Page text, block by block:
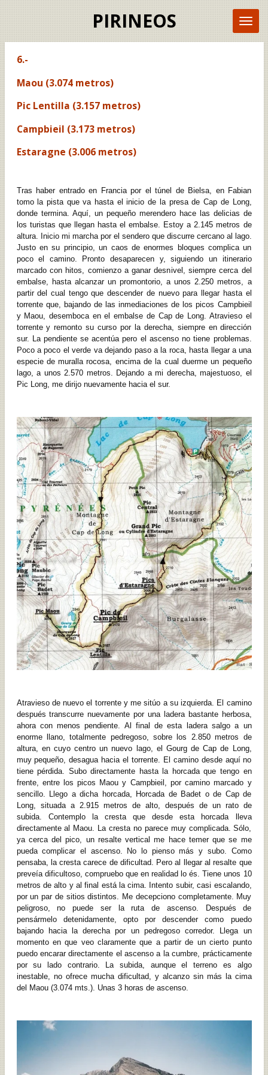
PIRINEOS
6.-
Maou (3.074 metros)
Pic Lentilla (3.157 metros)
Campbieil (3.173 metros)
Estaragne (3.006 metros)
Tras haber entrado en Francia por el túnel de Bielsa, en Fabian
tomo la pista que va hasta el inicio de la presa de Cap de Long,
donde termina. Aquí, un pequeño merendero hace las delicias de
los turistas que llegan hasta el embalse. Estoy a 2.145 metros de
altura. Inicio mi marcha por el sendero que discurre cercano al lago.
Justo en su principio, un caos de enormes bloques complica un
poco el camino. Pronto desaparecen y, siguiendo un itinerario
marcado con hitos, comienzo a ganar desnivel, siempre cerca del
embalse, hasta alcanzar un promontorio, a unos 2.250 metros, a
partir del cual tengo que descender de nuevo para llegar hasta el
torrente que, bajando de las inmediaciones de los picos Campbieil
y Maou, desemboca en el embalse de Cap de Long. Atravieso el
torrente y remonto su curso por la derecha, siempre en dirección
sur. La pendiente se acentúa pero el ascenso no tiene problemas.
Poco a poco el verde va dejando paso a la roca, hasta llegar a una
especie de muralla rocosa, encima de la cual duerme un pequeño
lago, a unos 2.570 metros. Dejando a mi derecha, majestuoso, el
Pic Long, me dirijo nuevamente hacia el sur.
Atravieso de nuevo el torrente y me sitúo a su izquierda. El camino
después transcurre nuevamente por una ladera bastante herbosa,
ahora con menos pendiente. Al final de esta ladera salgo a un
enorme llano, totalmente pedregoso, sobre los 2.850 metros de
altura, en cuyo centro un nuevo lago, el Gourg de Cap de Long,
muy pequeño, desagua hacia el torrente. El camino desde aquí no
tiene pérdida. Subo directamente hasta la horcada que tengo en
frente, entre los picos Maou y Campbieil, por camino marcado y
sencillo. Llego a dicha horcada, Horcada de Badet o de Cap de
Long, situada a 2.915 metros de alto, después de un rato de
subida. Contemplo la cresta que desde esta horcada lleva
directamente al Maou. La cresta no parece muy complicada. Sólo,
ya cerca del pico, un resalte vertical me hace temer que se me
pueda complicar el ascenso. No lo pienso más y subo. Como
pensaba, la cresta carece de dificultad. Pero al llegar al resalte que
preveía dificultoso, compruebo que en realidad lo és. Tiene unos 10
metros de alto y al final está la cima. Intento subir, casi escalando,
por un par de sitios distintos. Me decepciono completamente. Muy
peligroso, no puede ser la ruta de ascenso. Después de
pensármelo detenidamente, opto por descender como puedo
bajando hacia la derecha por un pedregoso corredor. Llega un
momento en que veo claramente que a partir de un cierto punto
puedo encarar directamente el ascenso a la cumbre, prácticamente
por su lado contrario. La subida, aunque el terreno es algo
inestable, no ofrece mucha dificultad, y alcanzo sin más la cima
del Maou (3.074 mts.). Unas 3 horas de ascenso.